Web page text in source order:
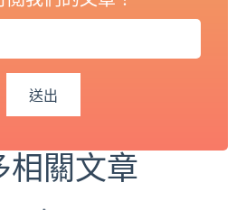
相關文章